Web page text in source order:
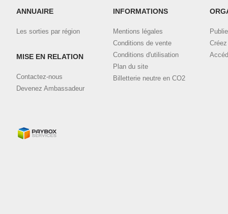
ANNUAIRE
Les sorties par région
MISE EN RELATION
Contactez-nous
Devenez Ambassadeur
INFORMATIONS
Mentions légales
Conditions de vente
Conditions d'utilisation
Plan du site
Billetterie neutre en CO2